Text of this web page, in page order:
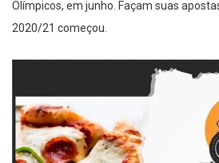
Olímpicos, em junho. Façam suas
2020/21 começou.